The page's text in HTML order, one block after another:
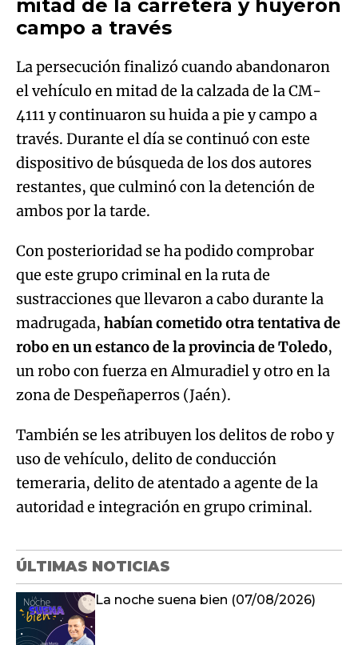
mitad de la carretera y huyeron
campo a través
La persecución finalizó cuando abandonaron
el vehículo en mitad de la calzada de la CM-
4111 y continuaron su huida a pie y campo a
través. Durante el día se continuó con este
dispositivo de búsqueda de los dos autores
restantes, que culminó con la detención de
ambos por la tarde.
Con posterioridad se ha podido comprobar
que este grupo criminal en la ruta de
sustracciones que llevaron a cabo durante la
madrugada, habían cometido otra tentativa de
robo en un estanco de la provincia de Toledo,
un robo con fuerza en Almuradiel y otro en la
zona de Despeñaperros (Jaén).
También se les atribuyen los delitos de robo y
uso de vehículo, delito de conducción
temeraria, delito de atentado a agente de la
autoridad e integración en grupo criminal.
ÚLTIMAS NOTICIAS
La noche suena bien (07/08/2026)